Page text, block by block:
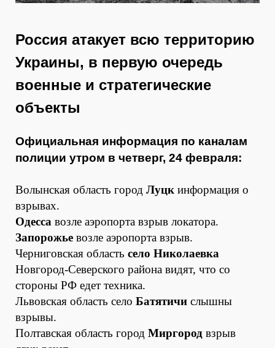
Россия атакует всю территорию
Украины, в первую очередь
военные и стратегические
объекты
Официальная информация по каналам
полиции утром в четверг, 24 февраля:
Волынская область город Луцк информация о
взрывах.
Одесса возле аэропорта взрыв локатора.
Запорожье возле аэропорта взрыв.
Черниговская область село Николаевка
Новгород-Северского района видят, что со
стороны РФ едет техника.
Львовская область село Батятичи слышны
взрывы.
Полтавская область город Миргород взрыв